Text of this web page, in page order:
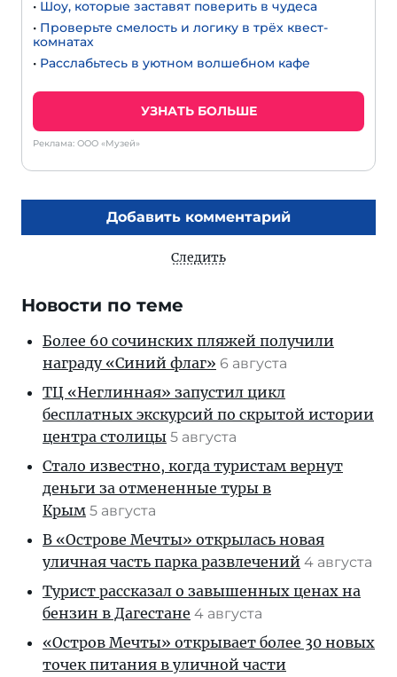
• Шоу, которые заставят поверить в чудеса
• Проверьте смелость и логику в трёх квест-
комнатах
• Расслабьтесь в уютном волшебном кафе
УЗНАТЬ БОЛЬШЕ
Реклама: ООО «Музей»
Добавить комментарий
Следить
Новости по теме
Более 60 сочинских пляжей получили
награду «Синий флаг» 6 августа
ТЦ «Неглинная» запустил цикл
бесплатных экскурсий по скрытой истории
центра столицы 5 августа
Стало известно, когда туристам вернут
деньги за отмененные туры в
Крым 5 августа
В «Острове Мечты» открылась новая
уличная часть парка развлечений 4 августа
Турист рассказал о завышенных ценах на
бензин в Дагестане 4 августа
«Остров Мечты» открывает более 30 новых
точек питания в уличной части